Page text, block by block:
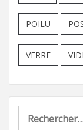
POILU
VERRE
Rechercher :